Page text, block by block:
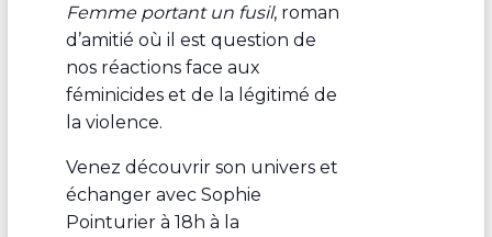
Femme portant un fusil, roman
d’amitié où il est question de
nos réactions face aux
féminicides et de la légitimé de
la violence.
Venez découvrir son univers et
échanger avec Sophie
Pointurier à 18h à la